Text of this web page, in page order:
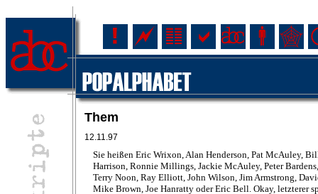
Them
12.11.97
Sie heißen Eric Wrixon, Alan Henderson, Pat McAuley,
Harrison, Ronnie Millings, Jackie McAuley, Peter
Terry Noon, Ray Elliott, John Wilson, Jim Armstrong,
Mike Brown, Joe Hanratty oder Eric Bell. Okay, letzterer